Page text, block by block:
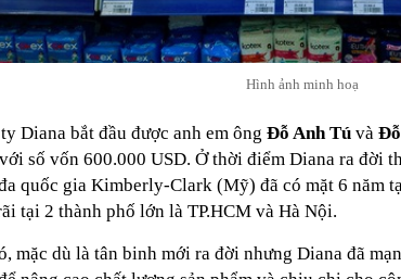
Hình ảnh minh hoạ
Diana bắt đầu được anh em ông Đỗ Anh Tú và
số vốn 600.000 USD. Ở thời điểm Diana ra đời
quốc gia Kimberly-Clark (Mỹ) đã có mặt 6 năm
tại 2 thành phố lớn là TP.HCM và Hà Nội.
mặc dù là tân binh mới ra đời nhưng Diana đã